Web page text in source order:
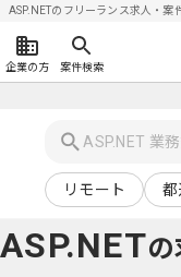
ASP.NETのフリーランス求人・案
企業の方 案件検索
リモート 都
ASP.NET